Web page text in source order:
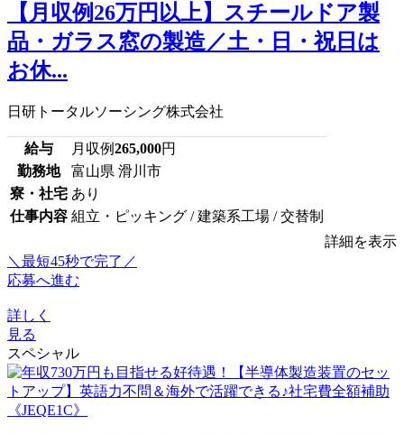
【月収例26万円以上】スチールドア製
品・ガラス窓の製造／土・日・祝日は
お休...
日研トータルソーシング株式会社
給与 月収例265,000円
勤務地
富山県 滑川市
寮・社宅 あり
仕事内容 組立・ピッキング / 建築系工場 / 交替制
詳細を表示
＼最短45秒で完了／
応募へ進む
詳しく
見る
スペシャル